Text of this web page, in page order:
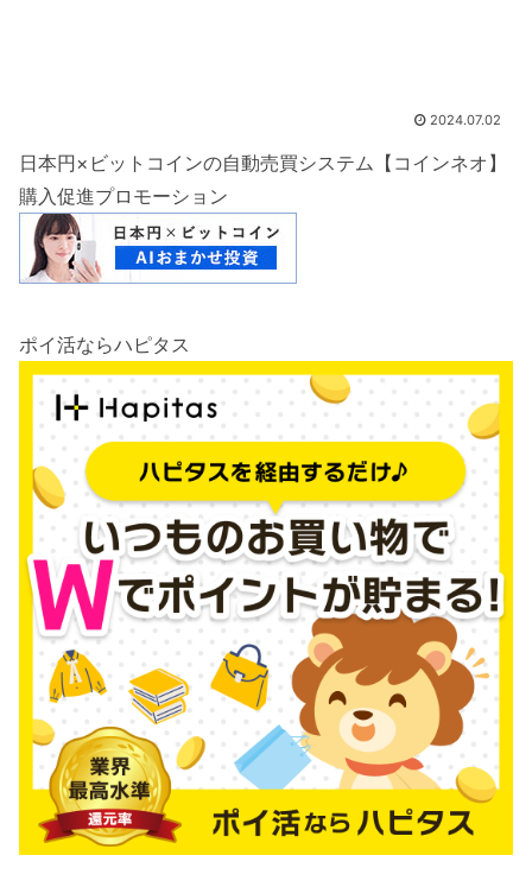
2024.07.02
日本円×ビットコインの自動売買システム【コインネオ】
購入促進プロモーション
ポイ活ならハピタス